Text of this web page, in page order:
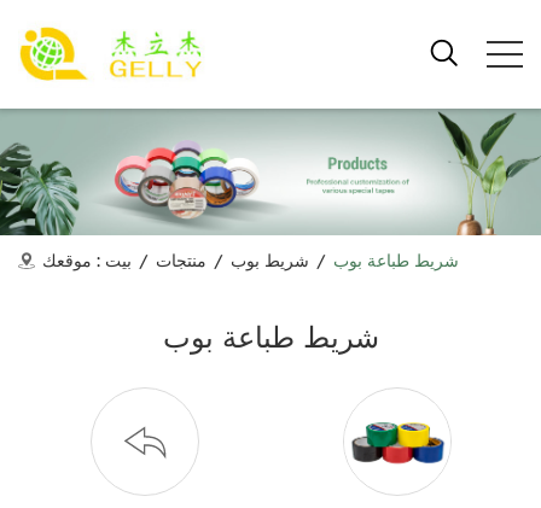
موقعك : بيت / منتجات / شريط بوب / شريط طباعة بوب
شريط طباعة بوب